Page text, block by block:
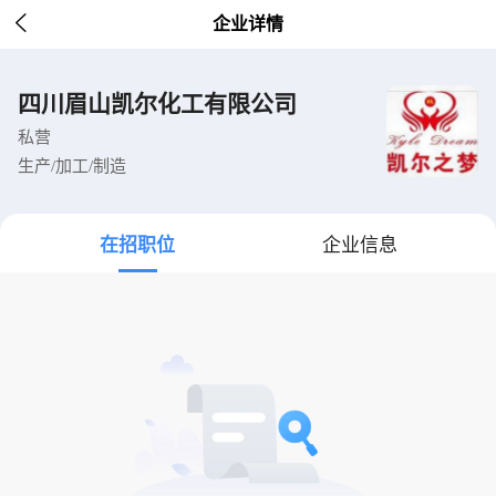
 企业详情
四川眉山凯尔化工有限公司
私营
生产/加工/制造
在招职位 企业信息